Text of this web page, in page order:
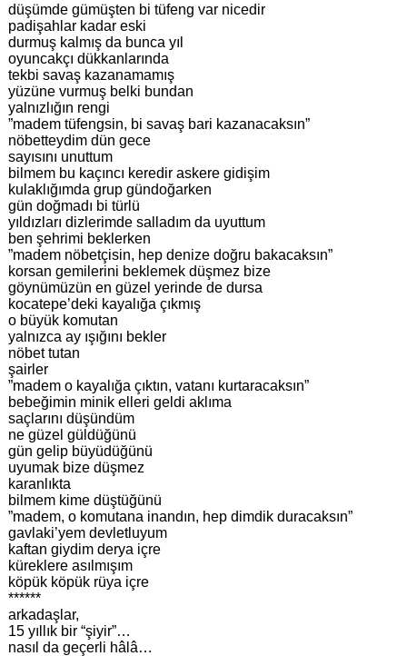
düşümde gümüşten bi tüfeng var nicedir
padişahlar kadar eski
durmuş kalmış da bunca yıl
oyuncakçı dükkanlarında
tekbi savaş kazanamamış
yüzüne vurmuş belki bundan
yalnızlığın rengi
”madem tüfengsin, bi savaş bari kazanacaksın”
nöbetteydim dün gece
sayısını unuttum
bilmem bu kaçıncı keredir askere gidişim
kulaklığımda grup gündoğarken
gün doğmadı bi türlü
yıldızları dizlerimde salladım da uyuttum
ben şehrimi beklerken
”madem nöbetçisin, hep denize doğru bakacaksın”
korsan gemilerini beklemek düşmez bize
göynümüzün en güzel yerinde de dursa
kocatepe’deki kayalığa çıkmış
o büyük komutan
yalnızca ay ışığını bekler
nöbet tutan
şairler
”madem o kayalığa çıktın, vatanı kurtaracaksın”
bebeğimin minik elleri geldi aklıma
saçlarını düşündüm
ne güzel güldüğünü
gün gelip büyüdüğünü
uyumak bize düşmez
karanlıkta
bilmem kime düştüğünü
”madem, o komutana inandın, hep dimdik duracaksın”
gavlaki’yem devletluyum
kaftan giydim derya içre
küreklere asılmışım
köpük köpük rüya içre
******
arkadaşlar,
15 yıllık bir “şiyir”…
nasıl da geçerli hâlâ…